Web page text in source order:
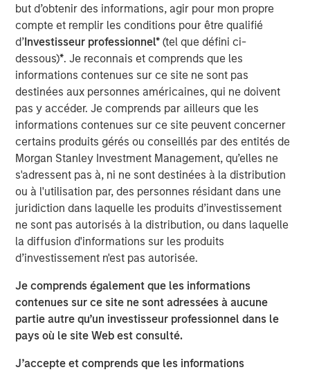
but d’obtenir des informations, agir pour mon propre
compte et remplir les conditions pour être qualifié
d’Investisseur professionnel*(tel que défini ci-
dessous)*. Je reconnais et comprends que les
informations contenues sur ce site ne sont pas
destinées aux personnes américaines, qui ne doivent
pas y accéder. Je comprends par ailleurs que les
informations contenues sur ce site peuvent concerner
certains produits gérés ou conseillés par des entités de
Morgan Stanley Investment Management, qu’elles ne
s'adressent pas à, ni ne sont destinées à la distribution
ou à l'utilisation par, des personnes résidant dans une
juridiction dans laquelle les produits d’investissement
ne sont pas autorisés à la distribution, ou dans laquelle
la diffusion d'informations sur les produits
d’investissement n'est pas autorisée.
Je comprends également que les informations
contenues sur ce site ne sont adressées à aucune
partie autre qu’un investisseur professionnel dans le
pays où le site Web est consulté.
J’accepte et comprends que les informations
productivity and growth. This has been a recurring theme
in the UK, as real growth has essentially flatlined since
the pandemic (see chart below).
Growth in the UK has flatlined since the
pandemic
Display 1
Source: International Monetary Fund via FRED.
For illustrative purposes only. The views and opinions expressed
writing/of this presentation and are subject to change at any